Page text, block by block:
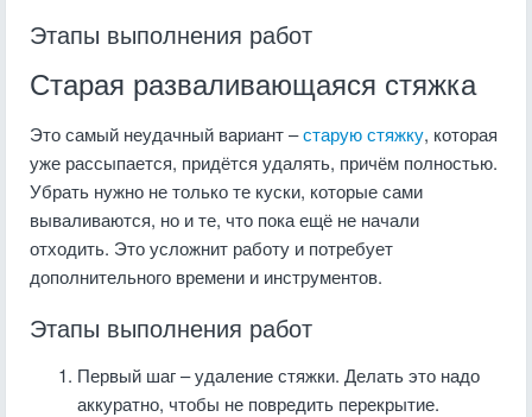
Этапы выполнения работ
Старая разваливающаяся стяжка
Это самый неудачный вариант –старую стяжку, которая
уже рассыпается, придётся удалять, причём полностью.
Убрать нужно не только те куски, которые сами
вываливаются, но и те, что пока ещё не начали
отходить. Это усложнит работу и потребует
дополнительного времени и инструментов.
Этапы выполнения работ
Первый шаг – удаление стяжки. Делать это надо
аккуратно, чтобы не повредить перекрытие.